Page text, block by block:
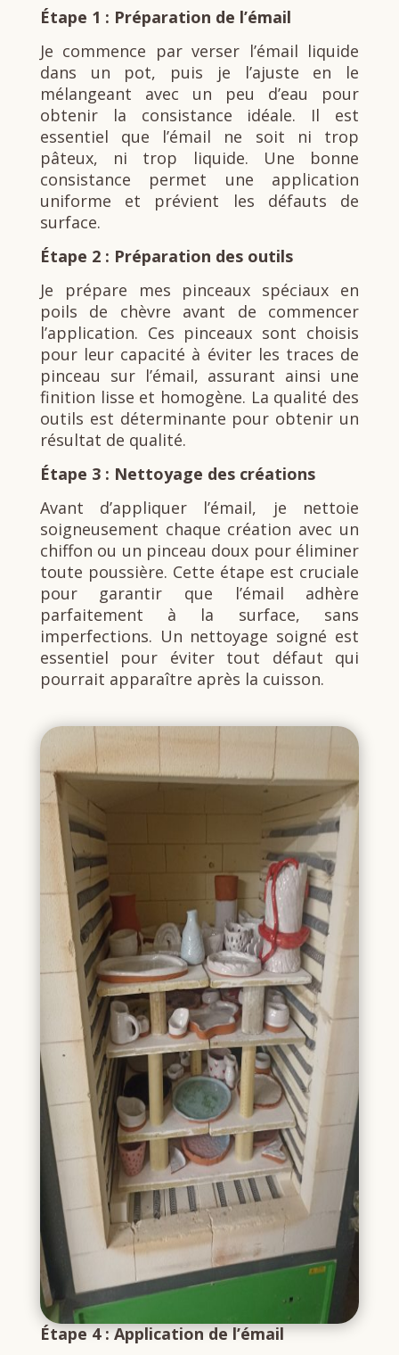
Étape 1 : Préparation de l’émail
Je commence par verser l’émail liquide
dans un pot, puis je l’ajuste en le
mélangeant avec un peu d’eau pour
obtenir la consistance idéale. Il est
essentiel que l’émail ne soit ni trop
pâteux, ni trop liquide. Une bonne
consistance permet une application
uniforme et prévient les défauts de
surface.
Étape 2 : Préparation des outils
Je prépare mes pinceaux spéciaux en
poils de chèvre avant de commencer
l’application. Ces pinceaux sont choisis
pour leur capacité à éviter les traces de
pinceau sur l’émail, assurant ainsi une
finition lisse et homogène. La qualité des
outils est déterminante pour obtenir un
résultat de qualité.
Étape 3 : Nettoyage des créations
Avant d’appliquer l’émail, je nettoie
soigneusement chaque création avec un
chiffon ou un pinceau doux pour éliminer
toute poussière. Cette étape est cruciale
pour garantir que l’émail adhère
parfaitement à la surface, sans
imperfections. Un nettoyage soigné est
essentiel pour éviter tout défaut qui
pourrait apparaître après la cuisson.
Étape 4 : Application de l’émail